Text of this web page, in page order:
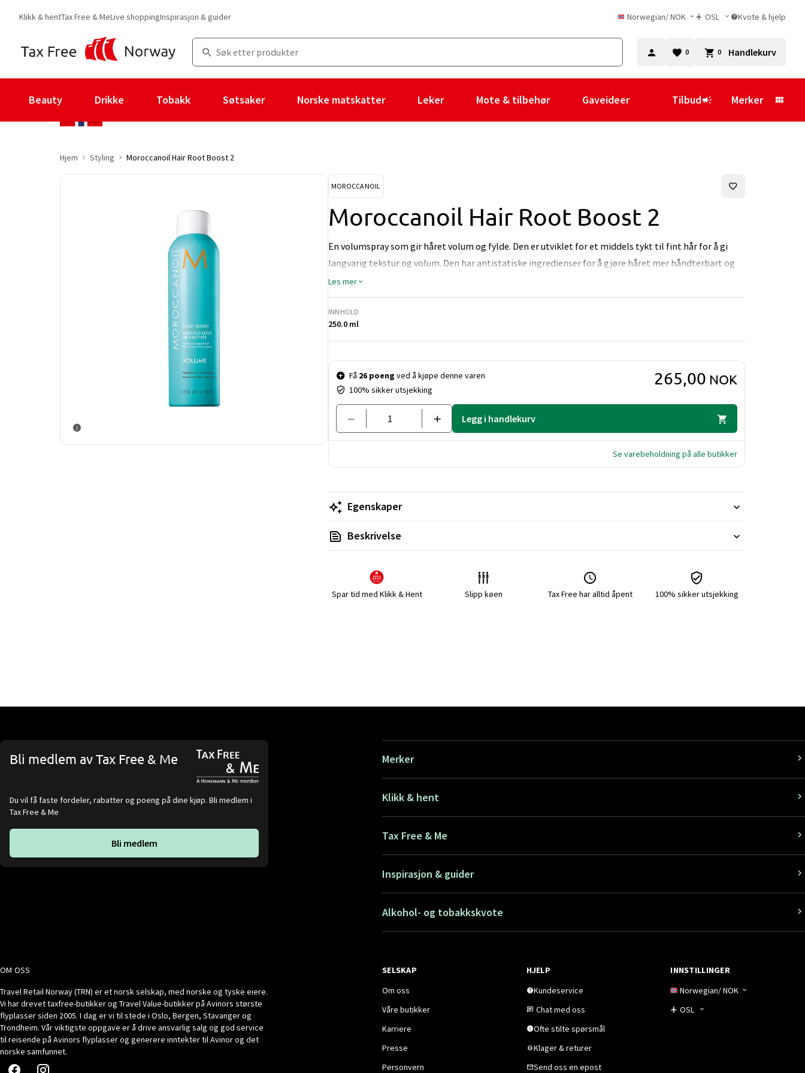
Klikk & hentTax Free & MeLive shoppingInspirasjon & guider Norwegian/NOK OSL Kvote & hjelp
0 0 Handlekurv
Beauty Drikke Tobakk Søtsaker Norske matskatter Leker Mote & tilbehør Gaveideer Tilbud Merker
Hjem Styling Moroccanoil Hair Root Boost 2
MOROCCANOIL
Moroccanoil Hair Root Boost 2
En volumspray som gir håret volum og fylde. Den er utviklet for et middels tykt til fint hår for å gi
langvarig tekstur og volum. Den har antistatiske ingredienser for å gjøre håret mer håndterbart og
for å gi en naturlig finish. Rist boksen godt før bruk for å sikre jevn påføring. Spray generøst på
røttene i håndkletørt hår, og føn med rundbørste ved å løfte håret fra hodebunnen.
Les mer
INNHOLD
250.0 ml
Pris og mengde
Få 26 poeng ved å kjøpe denne varen
100% sikker utsjekking
265,00 NOK
Legg i handlekurv
Se varebeholdning på alle butikker
Egenskaper
Beskrivelse
Spar tid med Klikk & Hent Slipp køen Tax Free har alltid åpent 100% sikker utsjekking
Bli medlem av Tax Free & Me
Du vil få faste fordeler, rabatter og poeng på dine kjøp. Bli medlem i
Tax Free & Me
Bli medlem
Merker
Klikk & hent
Tax Free & Me
Inspirasjon & guider
Alkohol- og tobakkskvote
OM OSS
Travel Retail Norway (TRN) er et norsk selskap, med norske og tyske eiere.
Vi har drevet taxfree-butikker og Travel Value-butikker på Avinors største
flyplasser siden 2005. I dag er vi til stede i Oslo, Bergen, Stavanger og
Trondheim. Vår viktigste oppgave er å drive ansvarlig salg og god service
til reisende på Avinors flyplasser og generere inntekter til Avinor og det
norske samfunnet.
SELSKAP
Om oss
Våre butikker
Karriere
Presse
Personvern
HJELP
Kundeservice
Chat med oss
Ofte stilte spørsmål
Klager & returer
Send oss en epost
INNSTILLINGER
Norwegian/NOK
OSL